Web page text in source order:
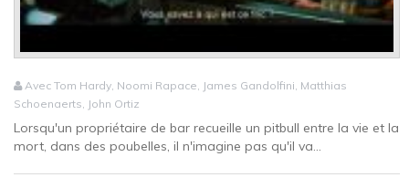
Avec Tom Hardy, Noomi Rapace, James Gandolfini, Matthias
Schoenaerts, John Ortiz
Lorsqu'un propriétaire de bar recueille un pitbull entre la vie et la
mort, dans des poubelles, il n'imagine pas qu'il va...